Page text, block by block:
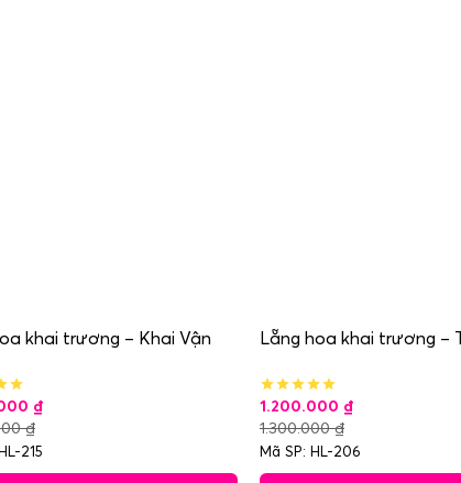
khai trương – Khai Vận
₫
₫
215
Lẵng hoa khai trương –
1.200.000 ₫
1.300.000₫
Mã SP: HL-206